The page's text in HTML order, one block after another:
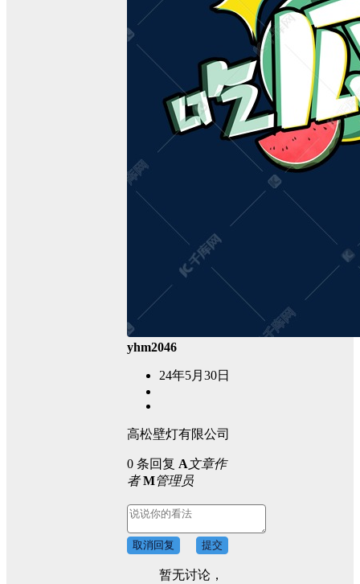
yhm2046
24年5月30日
高松壁灯有限公司
0 条回复 A文章作
者 M管理员
取消回复 提交
暂无讨论，